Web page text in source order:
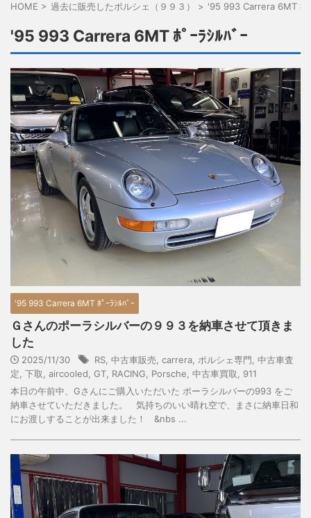
HOME > 過去に販売したポルシェ（９９３） > '95 993 Carrera 6MT ﾎﾟ
'95 993 Carrera 6MT ﾎﾟｰﾗｼﾙﾊﾞｰ
'95 993 Carrera 6MT ﾎﾟｰﾗｼﾙﾊﾞｰ
Ｇさんのポーラシルバーの９９３を納車させて頂きま
した
2025/11/30 RS 中古車販売 carrera ポルシェ専門 中古車査
定 下取 aircooled GT RACING Porsche 中古車買取
911
本日の午前中、Gさんにご購入いただいた ポーラシルバーの993 をご
納車させていただきました。 気持ちのいい晴れ空で、まさに納車日和
にお渡しすることが出来ました！ &nbs ...